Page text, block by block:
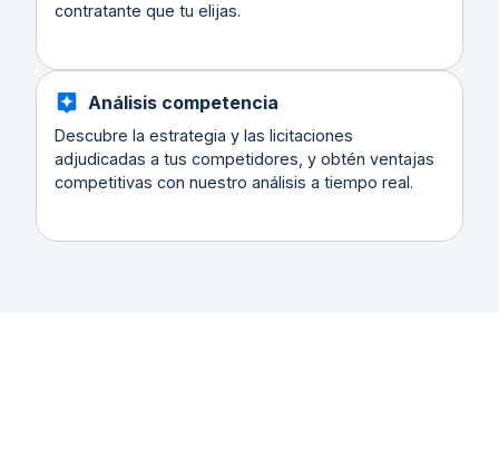
contratante que tu elijas.
Análisis competencia
Descubre la estrategia y las licitaciones
adjudicadas a tus competidores, y obtén ventajas
competitivas con nuestro análisis a tiempo real.